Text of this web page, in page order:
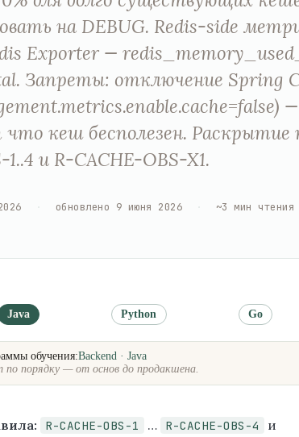
на DEBUG. Redis-side
Exporter —
Запреты: отключение Spring
что кеш бесполезен. Раскрытие
и R-CACHE-OBS-X1.
обновлено 9 июня 2026 ~3 мин чтения
Java Python Go
обучения:Backend · Java
порядку — от основ до продакшена.
R-CACHE-OBS-1 … R-CACHE-OBS-4 и